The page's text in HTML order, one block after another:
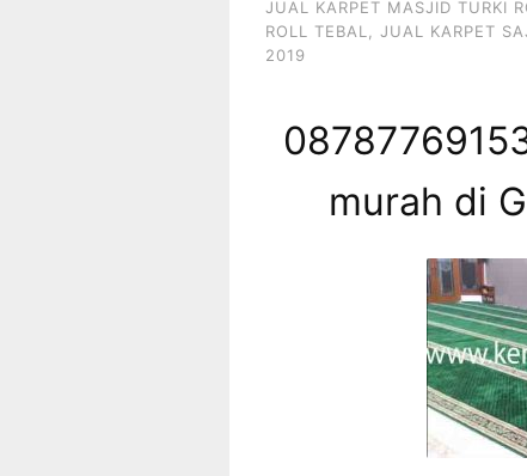
JUAL KARPET MASJID TURKI
ROLL TEBAL
JUAL KARPET
2019
murah di